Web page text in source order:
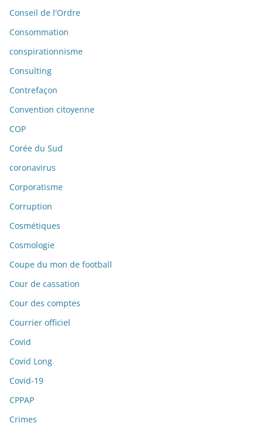
Conseil de l'Ordre
Consommation
conspirationnisme
Consulting
Contrefaçon
Convention citoyenne
COP
Corée du Sud
coronavirus
Corporatisme
Corruption
Cosmétiques
Cosmologie
Coupe du mon de football
Cour de cassation
Cour des comptes
Courrier officiel
Covid
Covid Long
Covid-19
CPPAP
Crimes